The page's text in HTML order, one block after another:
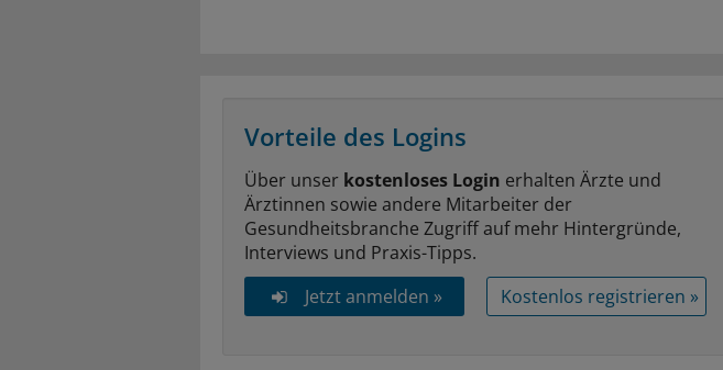
Vorteile des Logins
Über unser kostenloses Login erhalten Ärzte und
Ärztinnen sowie andere Mitarbeiter der
Gesundheitsbranche Zugriff auf mehr Hintergründe,
Interviews und Praxis-Tipps.
Jetzt anmelden »
Kostenlos registrieren »